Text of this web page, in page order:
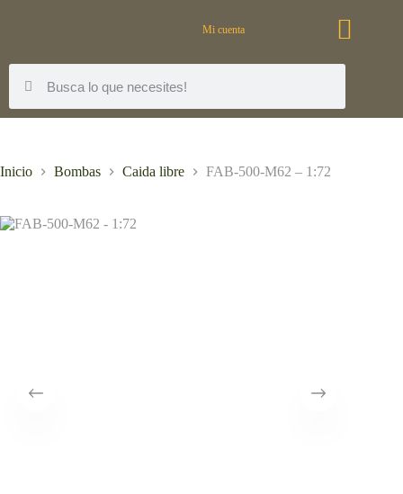
Mi cuenta
Inicio Bombas Caida libre FAB-500-M62 – 1:72